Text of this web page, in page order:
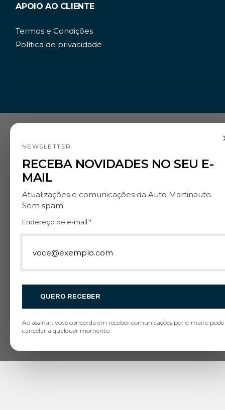
APOIO AO CLIENTE
Termos e Condições
Política de privacidade
NEWSLETTER
RECEBA NOVIDADES NO SEU E-
MAIL
Atualizações e comunicações da Auto Martinauto.
Sem spam.
Endereço de e-mail *
QUERO RECEBER
Ao assinar, você concorda em receber comunicações por e-mail e pode
cancelar a qualquer momento.
CONTACTEUM DOS NOSSOS
DANIEL MANTEGUEIRO
Telefone Email WhatsApp